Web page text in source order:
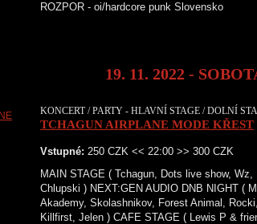
ROZPOR - oi/hardcore punk
19. 11. 2022 -
KONCERT / PARTY - HLAVNÍ STAGE / DOLNÍ
TCHAGUN AIRPLANE MODE KŘEST
Vstupné: 250 CZK << 22:00 >> 300 CZK
MAIN STAGE ( Tchagun, Dots live show,
Chlupski ) NEXT:GEN AUDIO DNB NIGHT (
Akademy, Skolashnikov, Forest Animal,
Killfirst, Jelen ) CAFE STAGE ( Lewis P &